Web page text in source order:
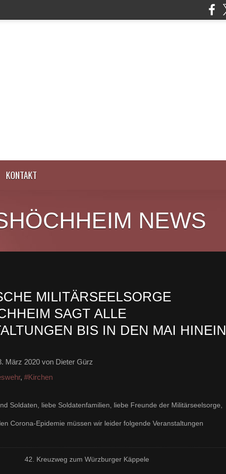
KONTAKT
NEWS
MILITÄRSEELSORGE
SAGT ALLE
BIS IN DEN MAI HINEIN
März 2020 von Dieter Gürz
, #Kirchen
Soldaten, liebe Soldatenfamilien, liebe Freunde der Militärseelsorge,
Corona-Epidemie müssen wir leider folgende Veranstaltungen
Kreuzweg zum Würzburger Käppele